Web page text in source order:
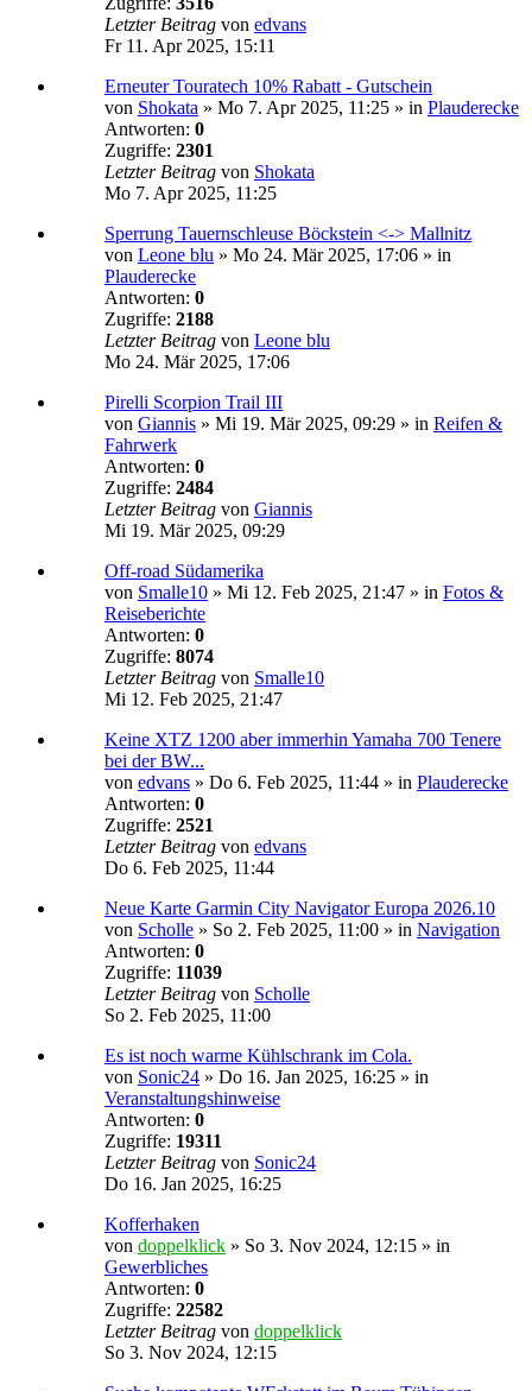
Letzter Beitrag von edvans
Fr 11. Apr 2025, 15:11
Erneuter Touratech 10% Rabatt - Gutschein
von Shokata » Mo 7. Apr 2025, 11:25 » in Plauderecke
Antworten: 0
Zugriffe: 2301
Letzter Beitrag von Shokata
Mo 7. Apr 2025, 11:25
Sperrung Tauernschleuse Böckstein <-> Mallnitz
von Leone blu » Mo 24. Mär 2025, 17:06 » in
Plauderecke
Antworten: 0
Zugriffe: 2188
Letzter Beitrag von Leone blu
Mo 24. Mär 2025, 17:06
Pirelli Scorpion Trail III
von Giannis » Mi 19. Mär 2025, 09:29 » in Reifen &
Fahrwerk
Antworten: 0
Zugriffe: 2484
Letzter Beitrag von Giannis
Mi 19. Mär 2025, 09:29
Off-road Südamerika
von Smalle10 » Mi 12. Feb 2025, 21:47 » in Fotos &
Reiseberichte
Antworten: 0
Zugriffe: 8074
Letzter Beitrag von Smalle10
Mi 12. Feb 2025, 21:47
Keine XTZ 1200 aber immerhin Yamaha 700 Tenere
bei der BW...
von edvans » Do 6. Feb 2025, 11:44 » in Plauderecke
Antworten: 0
Zugriffe: 2521
Letzter Beitrag von edvans
Do 6. Feb 2025, 11:44
Neue Karte Garmin City Navigator Europa 2026.10
von Scholle » So 2. Feb 2025, 11:00 » in Navigation
Antworten: 0
Zugriffe: 11039
Letzter Beitrag von Scholle
So 2. Feb 2025, 11:00
Es ist noch warme Kühlschrank im Cola.
von Sonic24 » Do 16. Jan 2025, 16:25 » in
Veranstaltungshinweise
Antworten: 0
Zugriffe: 19311
Letzter Beitrag von Sonic24
Do 16. Jan 2025, 16:25
Kofferhaken
von doppelklick » So 3. Nov 2024, 12:15 » in
Gewerbliches
Antworten: 0
Zugriffe: 22582
Letzter Beitrag von doppelklick
So 3. Nov 2024, 12:15